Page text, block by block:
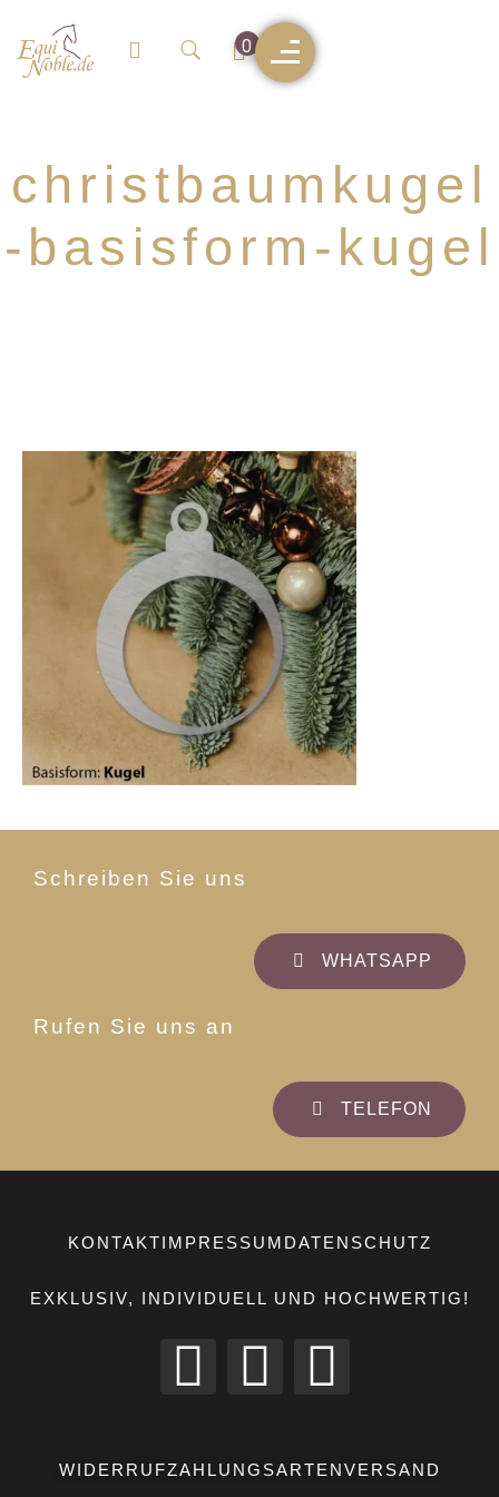
0
christbaumkugel
-basisform-kugel
Schreiben Sie uns
WHATSAPP
Rufen Sie uns an
TELEFON
KONTAKTIMPRESSUM DATENSCHUTZ
EXKLUSIV, INDIVIDUELL UND HOCHWERTIG!
WIDERRUFZAHLUNGSARTENVERSAND